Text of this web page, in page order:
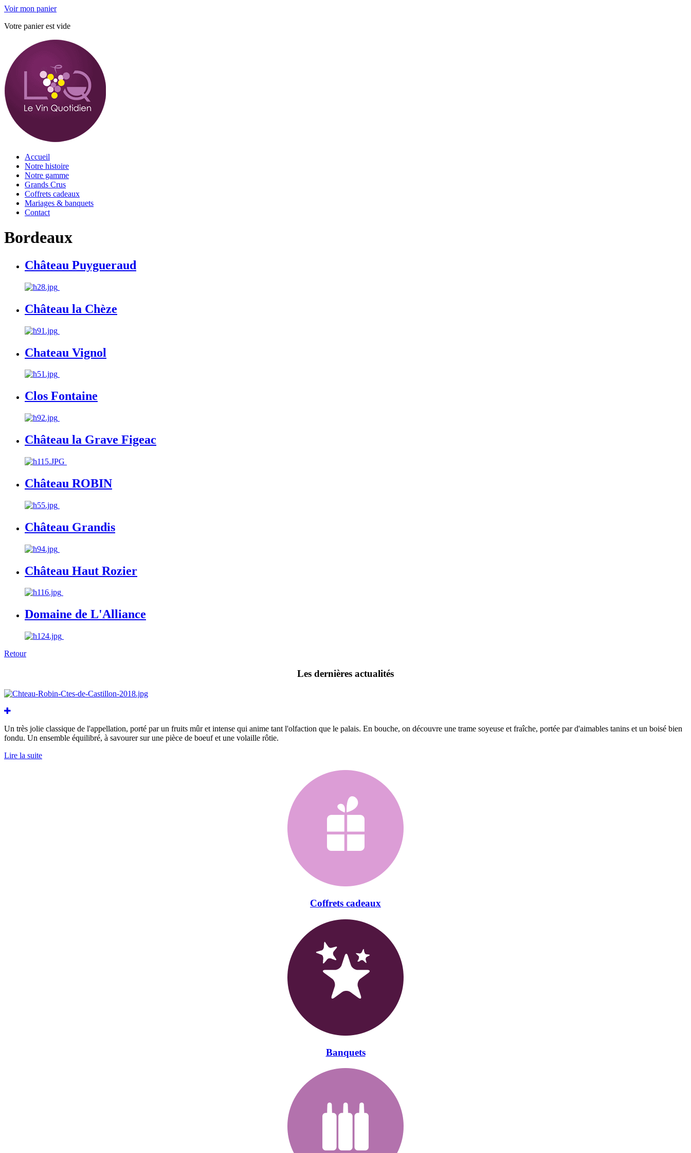
Voir mon panier
Votre panier est vide
Accueil
Notre histoire
Notre gamme
Grands Crus
Coffrets cadeaux
Mariages & banquets
Contact
Bordeaux
Château Puygueraud
Château la Chèze
Chateau Vignol
Clos Fontaine
Château la Grave Figeac
Château ROBIN
Château Grandis
Château Haut Rozier
Domaine de L'Alliance
Retour
Les dernières actualités
Un très jolie classique de l'appellation, porté par un fruits mûr et intense qui anime tant l'olfaction que le palais. En bouche, on découvre une trame soyeuse et fraîche, portée par d'aimables tanins et un boisé bien
fondu. Un ensemble équilibré, à savourer sur une pièce de boeuf et une volaille rôtie.
Lire la suite
Coffrets cadeaux
Banquets